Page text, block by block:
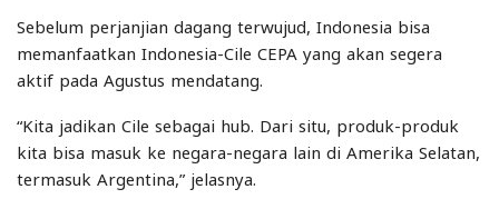
Sebelum perjanjian dagang terwujud, Indonesia bisa
memanfaatkan Indonesia-Cile CEPA yang akan segera
aktif pada Agustus mendatang.
“Kita jadikan Cile sebagai hub. Dari situ, produk-produk
kita bisa masuk ke negara-negara lain di Amerika Selatan,
termasuk Argentina,” jelasnya.